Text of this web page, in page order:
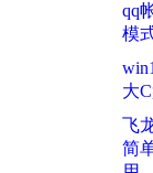
qq
模
大
飞
简